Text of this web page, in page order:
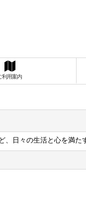
利用案内
日々の生活と心を満た